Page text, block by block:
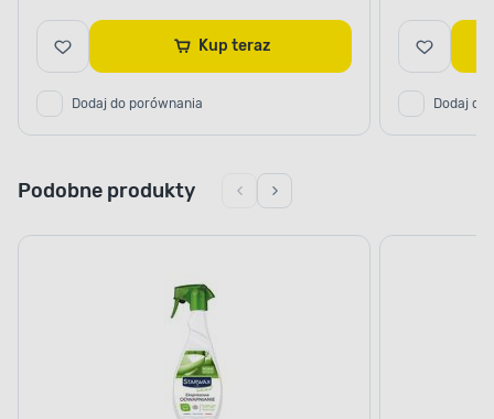
Kup teraz
Dodaj do porównania Dodaj do
Podobne produkty